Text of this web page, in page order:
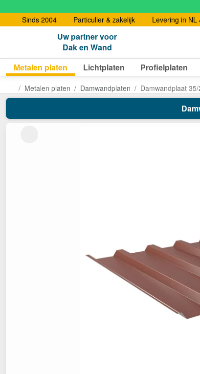
Sinds 2004
Particulier & zakelijk Levering in NL
Uw partner voor
Dak en Wand
Metalen platen Lichtplaten Profielplaten
Metalen platen Damwandplaten Damwandplaat